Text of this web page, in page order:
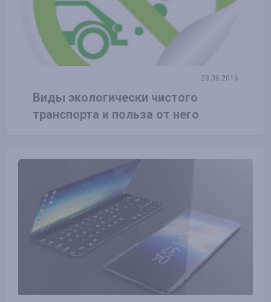
23.06.2016
Виды экологически чистого
транспорта и польза от него